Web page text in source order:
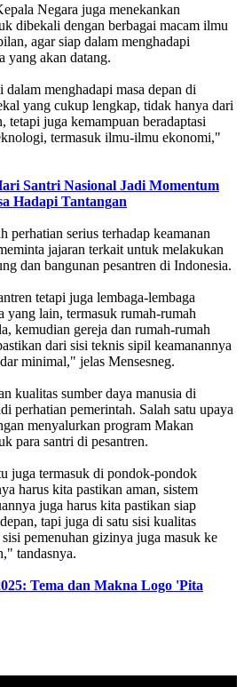
Negara juga menekankan
dibekali dengan berbagai macam ilmu
agar siap dalam menghadapi
yang akan datang.
menghadapi masa depan di
yang cukup lengkap, tidak hanya dari
tetapi juga kemampuan beradaptasi
termasuk ilmu-ilmu ekonomi,"
Santri Nasional Jadi Momentum
Hadapi Tantangan
perhatian serius terhadap keamanan
jajaran terkait untuk melakukan
dan bangunan pesantren di Indonesia.
tetapi juga lembaga-lembaga
yang lain, termasuk rumah-rumah
kemudian gereja dan rumah-rumah
dari sisi teknis sipil keamanannya
minimal," jelas Mensesneg.
kualitas sumber daya manusia di
perhatian pemerintah. Salah satu upaya
menyalurkan program Makan
para santri di pesantren.
juga termasuk di pondok-pondok
harus kita pastikan aman, sistem
juga harus kita pastikan siap
tapi juga di satu sisi kualitas
pemenuhan gizinya juga masuk ke
tandasnya.
Tema dan Makna Logo 'Pita